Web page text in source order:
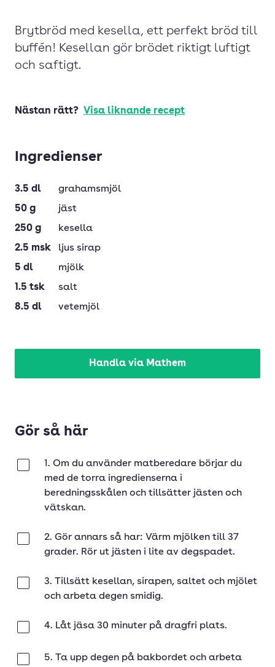
Brytbröd med kesella, ett perfekt bröd till
buffén! Kesellan gör brödet riktigt luftigt
och saftigt.
Nästan rätt? Visa liknande recept
Ingredienser
3.5 dl
grahamsmjöl
50 g
jäst
250 g
kesella
2.5 msk
ljus sirap
5 dl
mjölk
1.5 tsk
salt
8.5 dl vetemjöl
Handla via Mathem
Gör så här
1. Om du använder matberedare börjar du
med de torra ingredienserna i
beredningsskålen och tillsätter jästen och
vätskan.
2. Gör annars så har: Värm mjölken till 37
grader. Rör ut jästen i lite av degspadet.
3. Tillsätt kesellan, sirapen, saltet och mjölet
och arbeta degen smidig.
4. Låt jäsa 30 minuter på dragfri plats.
5. Ta upp degen på bakbordet och arbeta